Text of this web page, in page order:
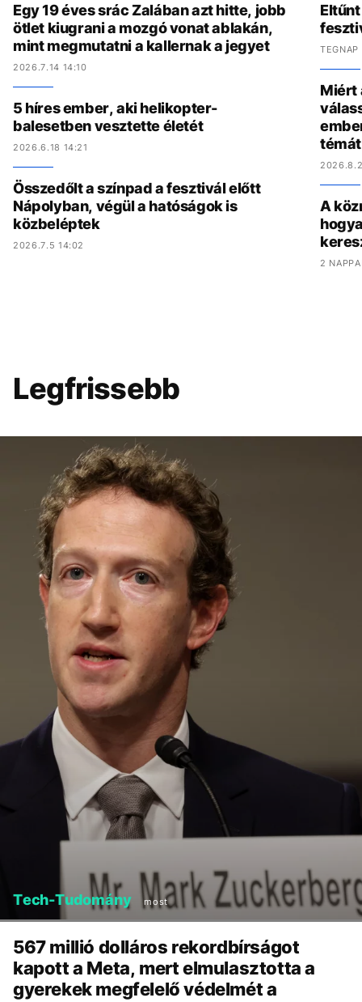
Egy 19 éves srác Zalában azt hitte, jobb
ötlet kiugrani a mozgó vonat ablakán,
mint megmutatni a kallernak a jegyet
2026.7.14 14:10
5 híres ember, aki helikopter-
balesetben vesztette életét
2026.6.18 14:21
Összedőlt a színpad a fesztivál előtt
Nápolyban, végül a hatóságok is
közbeléptek
2026.7.5 14:02
Miért
témát
A
2
Legfrissebb
Tech-Tudomány most
567 millió dolláros rekordbírságot
kapott a Meta, mert elmulasztotta a
gyerekek megfelelő védelmét a